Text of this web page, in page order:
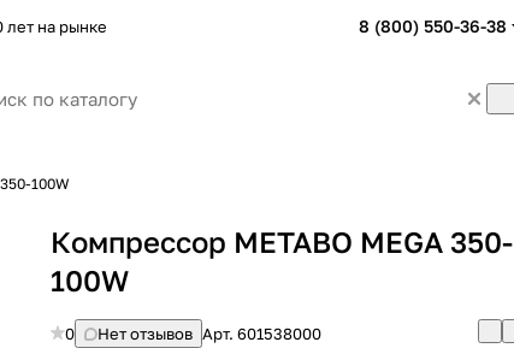
лет на рынке 8 (800) 550-36-38
100W
Компрессор METABO MEGA 350-
100W
0 Нет отзывов Арт.601538000